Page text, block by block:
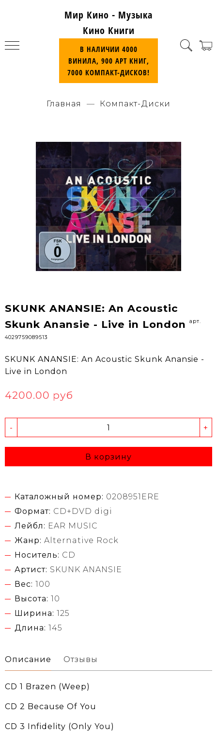
Мир Кино - Музыка
Кино Книги
В НАЛИЧИИ 4000
ВИНИЛА, 900 АРТ КНИГ,
7000 КОМПАКТ-ДИСКОВ!
Главная Компакт-Диски
SKUNK ANANSIE: An Acoustic
Skunk Anansie - Live in London
арт.
4029759089513
SKUNK ANANSIE: An Acoustic Skunk Anansie -
Live in London
4200.00 руб
- +
В корзину
Каталожный номер: 0208951ERE
Формат: CD+DVD digi
Лейбл: EAR MUSIC
Жанр: Alternative Rock
Носитель: CD
Артист: SKUNK ANANSIE
Вес: 100
Высота: 10
Ширина: 125
Длина: 145
Описание Отзывы
CD 1 Brazen (Weep)
CD 2 Because Of You
CD 3 Infidelity (Only You)